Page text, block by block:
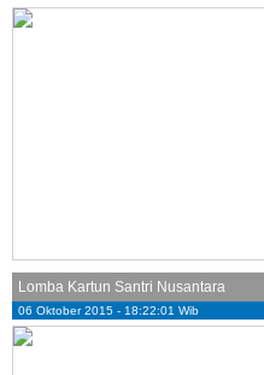
Lomba Kartun Santri Nusantara
06 Oktober 2015 - 18:22:01 Wib